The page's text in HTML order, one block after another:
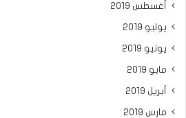
أغسطس 2019
يوليو 2019
يونيو 2019
مايو 2019
أبريل 2019
مارس 2019